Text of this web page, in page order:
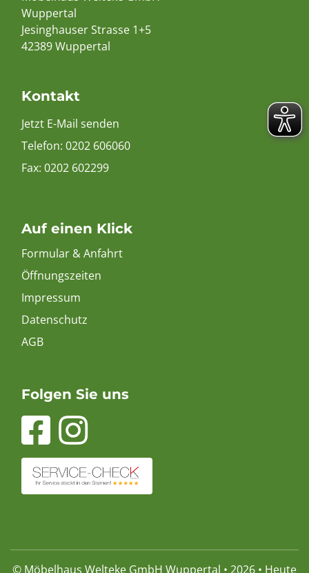
Wuppertal
Jesinghauser Strasse 1+5
42389 Wuppertal
Kontakt
Jetzt E-Mail senden
Telefon: 0202 606060
Fax: 0202 602299
Auf einen Klick
Formular & Anfahrt
Öffnungszeiten
Impressum
Datenschutz
AGB
Folgen Sie uns
© Möbelhaus Welteke GmbH Wuppertal • 2026 • Heute